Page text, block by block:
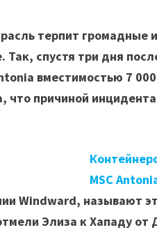
терпит
Так, спустя три дня
вместимостью 7
причиной
MSC
Windward, называют
Элиза к Хападу